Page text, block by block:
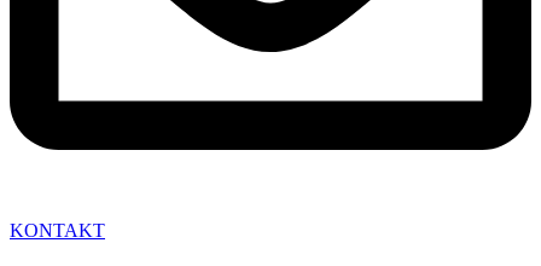
KONTAKT